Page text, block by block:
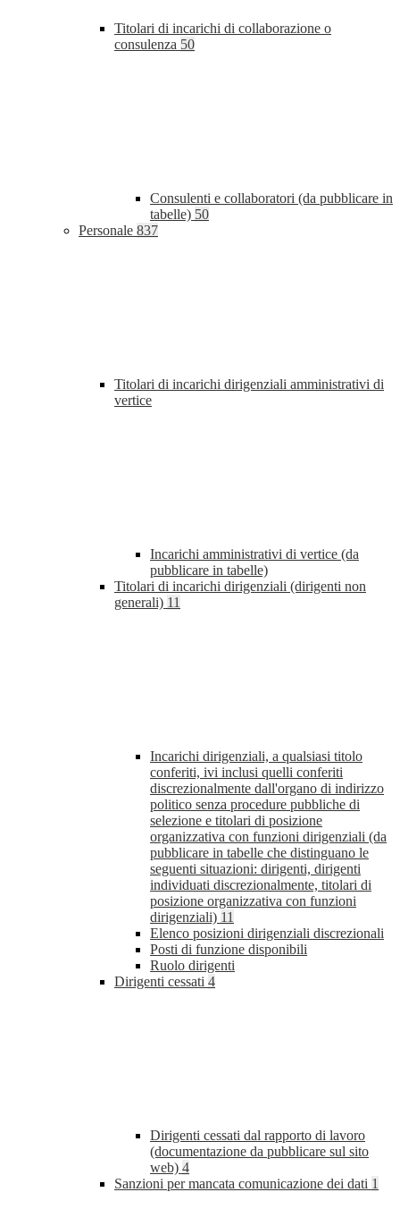
Titolari di incarichi di collaborazione o
consulenza 50
Consulenti e collaboratori (da pubblicare in
tabelle) 50
Personale 837
Titolari di incarichi dirigenziali amministrativi di
vertice
Incarichi amministrativi di vertice (da
pubblicare in tabelle)
Titolari di incarichi dirigenziali (dirigenti non
generali) 11
Incarichi dirigenziali, a qualsiasi titolo
conferiti, ivi inclusi quelli conferiti
discrezionalmente dall'organo di indirizzo
politico senza procedure pubbliche di
selezione e titolari di posizione
organizzativa con funzioni dirigenziali (da
pubblicare in tabelle che distinguano le
seguenti situazioni: dirigenti, dirigenti
individuati discrezionalmente, titolari di
posizione organizzativa con funzioni
dirigenziali) 11
Elenco posizioni dirigenziali discrezionali
Posti di funzione disponibili
Ruolo dirigenti
Dirigenti cessati 4
Dirigenti cessati dal rapporto di lavoro
(documentazione da pubblicare sul sito
web) 4
Sanzioni per mancata comunicazione dei dati 1